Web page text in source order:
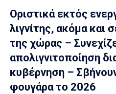
Οριστικά εκτός
λιγνίτης, ακόμα και
της χώρας –
απολιγνιτοποίηση
κυβέρνηση –
φουγάρα το 2026